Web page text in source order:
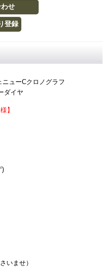
ューCクロノグラフ
ダイヤ
】
)
いませ）